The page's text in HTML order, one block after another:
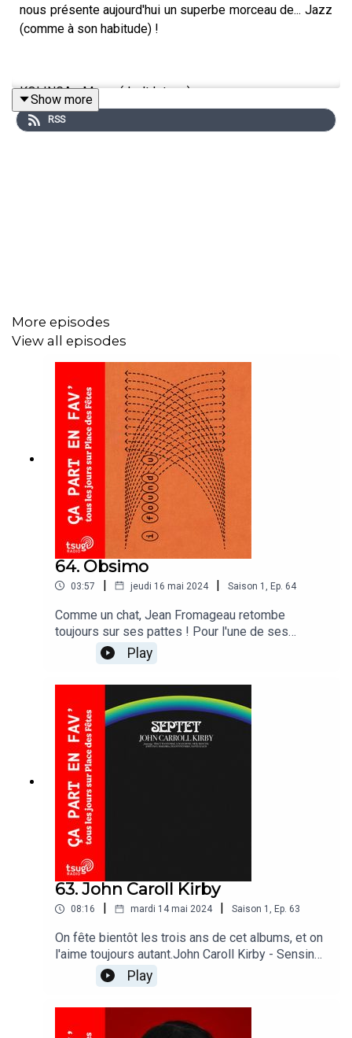
nous présente aujourd'hui un superbe morceau de... Jazz
(comme à son habitude) !
KOLINGA - Mama (don't let me)
Show more
RSS
More episodes
View all episodes
64. Obsimo
03:57 | jeudi 16 mai 2024 | Saison 1 , Ep. 64
Comme un chat, Jean Fromageau retombe
toujours sur ses pattes ! Pour l'une de ses
dernières chroniques de la saison, Jean revient
parler de la musique d'Obsimo.Obsimo - U (OSR
Records)
Play
63. John Caroll Kirby
08:16 | mardi 14 mai 2024 | Saison 1 , Ep. 63
On fête bientôt les trois ans de cet albums, et on
l'aime toujours autant.John Caroll Kirby - Sensing
Not Seeing
Play